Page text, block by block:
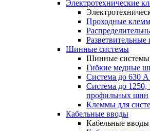
Электротехнические
Проходные
Шинные системы
Шинные системы
Гибкие медные
Система до 630
Система до 1250,
профильных шин
Клеммы для
Кабельные вводы
Кабельные вводы